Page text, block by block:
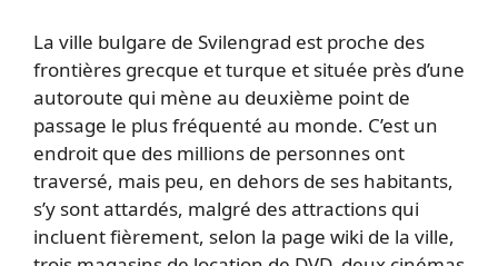
La ville bulgare de Svilengrad est proche des
frontières grecque et turque et située près d’une
autoroute qui mène au deuxième point de
passage le plus fréquenté au monde. C’est un
endroit que des millions de personnes ont
traversé, mais peu, en dehors de ses habitants,
s’y sont attardés, malgré des attractions qui
incluent fièrement, selon la page wiki de la ville,